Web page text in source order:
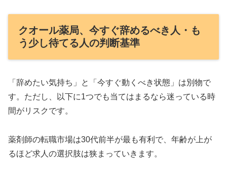
クオール薬局、今すぐ辞めるべき人・も
う少し待てる人の判断基準
「辞めたい気持ち」と「今すぐ動くべき状態」は別物で
す。ただし、以下に1つでも当てはまるなら迷っている時
間がリスクです。
薬剤師の転職市場は30代前半が最も有利で、年齢が上が
るほど求人の選択肢は狭まっていきます。